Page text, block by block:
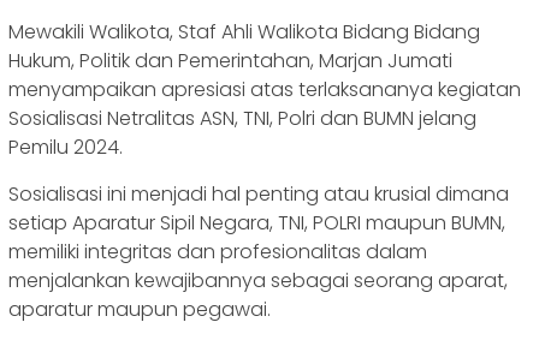
Mewakili Walikota, Staf Ahli Walikota Bidang Bidang
Hukum, Politik dan Pemerintahan, Marjan Jumati
menyampaikan apresiasi atas terlaksananya kegiatan
Sosialisasi Netralitas ASN, TNI, Polri dan BUMN jelang
Pemilu 2024.
Sosialisasi ini menjadi hal penting atau krusial dimana
setiap Aparatur Sipil Negara, TNI, POLRI maupun BUMN,
memiliki integritas dan profesionalitas dalam
menjalankan kewajibannya sebagai seorang aparat,
aparatur maupun pegawai.